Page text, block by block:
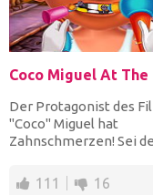
Der Protagonist des
"Coco" Miguel hat
Zahnschmerzen! Sei
gesund zu...
111 16